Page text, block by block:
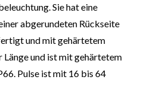
Sie hat eine
abgerundeten Rückseite
und mit gehärtetem
Länge und ist mit gehärtetem
Pulse ist mit 16 bis 64